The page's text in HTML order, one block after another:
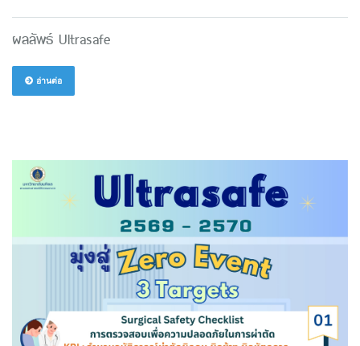
ผลลัพธ์ Ultrasafe
อ่านต่อ